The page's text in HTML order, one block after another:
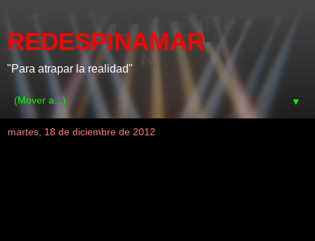
REDESPINAMAR
"Para atrapar la realidad"
▼
martes, 18 de diciembre de 2012